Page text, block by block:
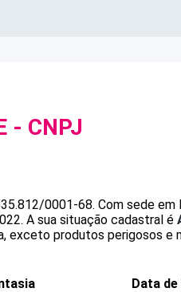
- CNPJ
0001-68. Com sede em
A sua situação cadastral é
exceto produtos perigosos e
Data